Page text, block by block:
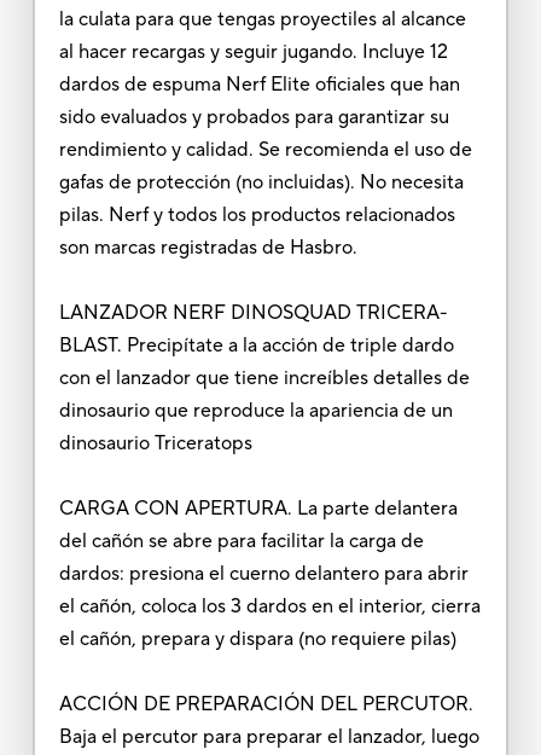
la culata para que tengas proyectiles al alcance
al hacer recargas y seguir jugando. Incluye 12
dardos de espuma Nerf Elite oficiales que han
sido evaluados y probados para garantizar su
rendimiento y calidad. Se recomienda el uso de
gafas de protección (no incluidas). No necesita
pilas. Nerf y todos los productos relacionados
son marcas registradas de Hasbro.
LANZADOR NERF DINOSQUAD TRICERA-
BLAST. Precipítate a la acción de triple dardo
con el lanzador que tiene increíbles detalles de
dinosaurio que reproduce la apariencia de un
dinosaurio Triceratops
CARGA CON APERTURA. La parte delantera
del cañón se abre para facilitar la carga de
dardos: presiona el cuerno delantero para abrir
el cañón, coloca los 3 dardos en el interior, cierra
el cañón, prepara y dispara (no requiere pilas)
ACCIÓN DE PREPARACIÓN DEL PERCUTOR.
Baja el percutor para preparar el lanzador, luego